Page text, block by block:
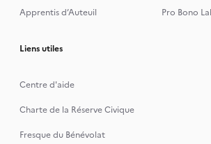
Apprentis d’Auteuil
Pro Bono
Liens utiles
Centre d'aide
Charte de la Réserve Civique
Fresque du Bénévolat